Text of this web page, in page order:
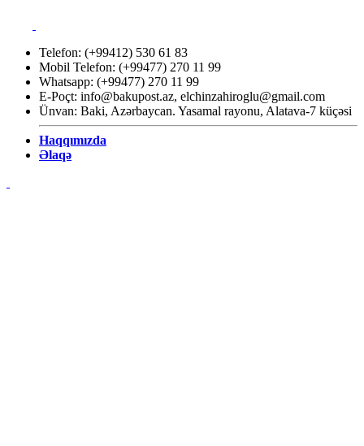
Telefon: (+99412) 530 61 83
Mobil Telefon: (+99477) 270 11 99
Whatsapp: (+99477) 270 11 99
E-Poçt: info@bakupost.az, elchinzahiroglu@gmail.com
Ünvan: Baki, Azərbaycan. Yasamal rayonu, Alatava-7 küçəsi
Haqqımızda
Əlaqə